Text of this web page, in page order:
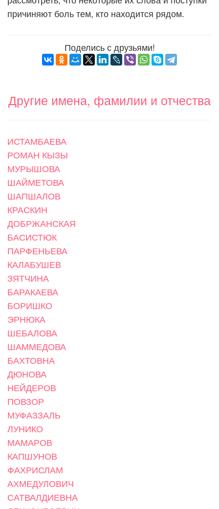
причиняют боль тем, кто находится рядом.
Поделись с друзьями!
Другие имена, фамилии и отчества
ИСТАМБАЕВА
РОМАН КЫЗЫ
МУРЫШОВА
ШАЙМЕТОВА
ШАПШАЛОВ
КРАСКИН
ДОБРЖАНСКАЯ
БАСИСТЮК
ПАРФЕНЬЕВА
КАЛАБУШЕВ
ЗЯТЧИНА
БАРАКАЕВА
БОРИШКО
ЭРНЮКА
ШЕБАЛОВА
ШАММЕДОВА
БАХТОВНА
ДЮНОВА
НЕЙДЕРОВ
ПОВЗОР
МУФАЗЗАЛЬ
ЛУНИКО
МАМАРОВ
КАПШУНОВ
ФАХРИСЛАМ
АХМЕДУЛОВИЧ
САТВАЛДИЕВНА